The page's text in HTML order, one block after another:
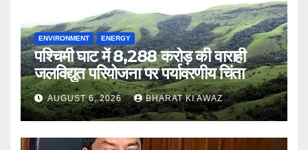
ENVIRONMENT ENERGY
पश्चिमी घाट में 8,288 करोड़ की वाराही
जलविद्युत परियोजना पर पर्यावरणीय चिंता
AUGUST 6, 2026 BHARAT KI AWAZ